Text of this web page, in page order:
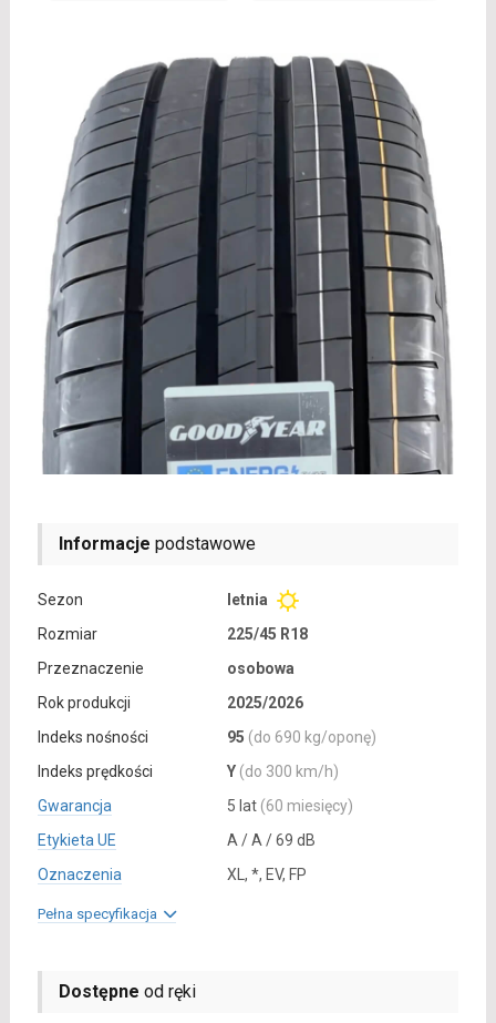
Informacje podstawowe
Sezon
letnia
Rozmiar
225/45 R18
Przeznaczenie
osobowa
Rok produkcji
2025/2026
Indeks nośności
95 (do 690 kg/oponę)
Indeks prędkości
Y (do 300 km/h)
Gwarancja
5 lat (60 miesięcy)
Etykieta UE
A / A / 69 dB
Oznaczenia
XL, *, EV, FP
Pełna specyfikacja
Dostępne od ręki